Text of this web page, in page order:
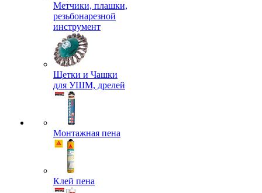
Метчики, плашки,
резьбонарезной
инструмент
Щетки и Чашки
для УШМ, дрелей
Монтажная пена
Клей пена